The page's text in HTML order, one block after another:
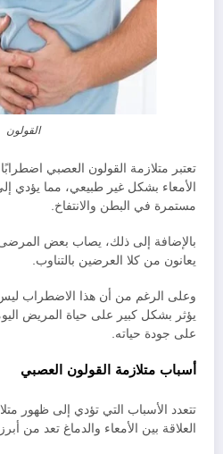
القولون
تعتبر متلازمة القولون العصبي
الأمعاء بشكل غير طبيعي، مما يؤدي
مستمرة في البطن والانتفاخ.
بالإضافة إلى ذلك، يصاب بعض المرضى
يعانون من كلا العرضين بالتناوب.
وعلى الرغم من أن هذا الاضطراب ليس
يؤثر بشكل كبير على حياة المريض
على جودة حياته.
أسباب متلازمة القولون العصبي
تتعدد الأسباب التي تؤدي إلى ظهور
العلاقة بين الأمعاء والدماغ تعد من